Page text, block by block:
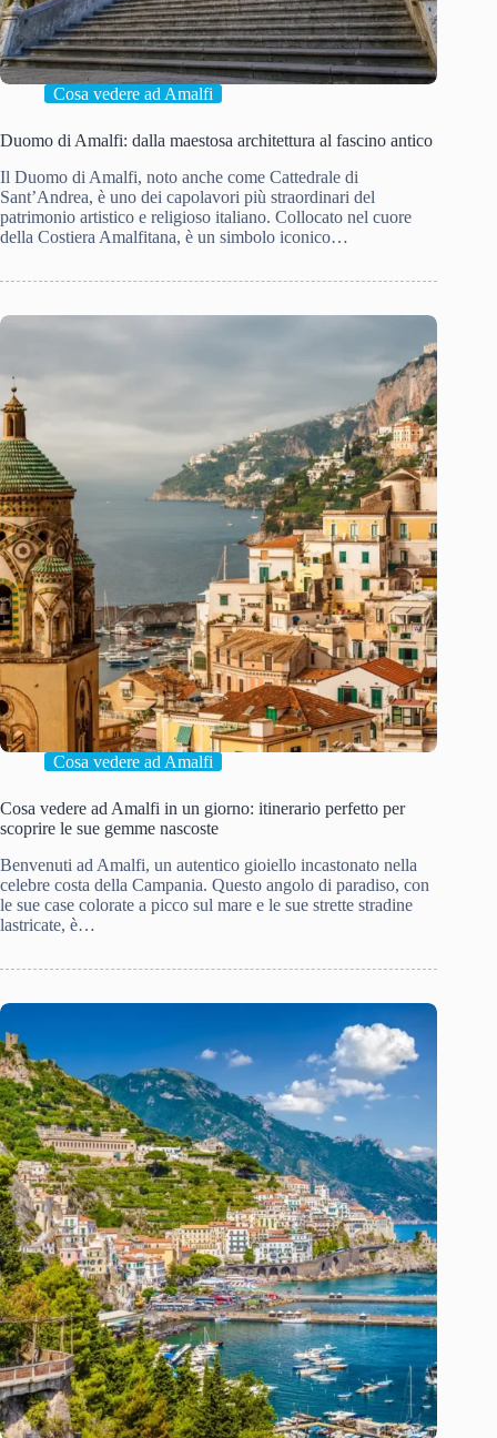
Cosa vedere ad Amalfi
Duomo di Amalfi: dalla maestosa architettura al fascino antico
Il Duomo di Amalfi, noto anche come Cattedrale di
Sant’Andrea, è uno dei capolavori più straordinari del
patrimonio artistico e religioso italiano. Collocato nel cuore
della Costiera Amalfitana, è un simbolo iconico…
Cosa vedere ad Amalfi
Cosa vedere ad Amalfi in un giorno: itinerario perfetto per
scoprire le sue gemme nascoste
Benvenuti ad Amalfi, un autentico gioiello incastonato nella
celebre costa della Campania. Questo angolo di paradiso, con
le sue case colorate a picco sul mare e le sue strette stradine
lastricate, è…